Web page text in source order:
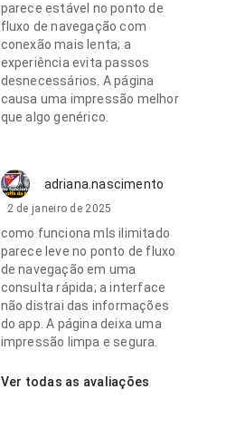
parece estável no ponto de
fluxo de navegação com
conexão mais lenta; a
experiência evita passos
desnecessários. A página
causa uma impressão melhor
que algo genérico.
adriana.nascimento
2 de janeiro de 2025
como funciona mls ilimitado
parece leve no ponto de fluxo
de navegação em uma
consulta rápida; a interface
não distrai das informações
do app. A página deixa uma
impressão limpa e segura.
Ver todas as avaliações